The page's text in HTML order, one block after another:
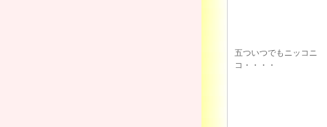
五ついつでもニッコニ
コ・・・・